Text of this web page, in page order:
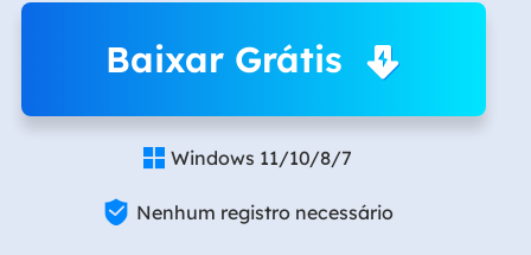
Baixar Grátis
 Windows 11/10/8/7
 Nenhum registro necessário